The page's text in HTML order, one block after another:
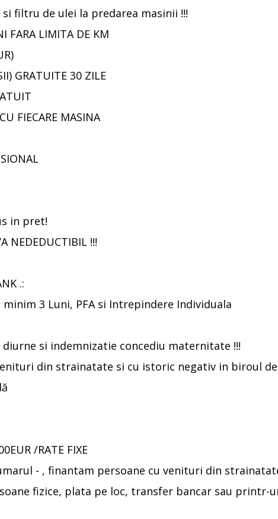
si filtru de ulei la predarea masinii !!!
FARA LIMITA DE KM
GRATUITE 30 ZILE
FIECARE MASINA
in pret!
NEDEDUCTIBIL !!!
.:
minim 3 Luni, PFA si Intrepindere Individuala
si indemnizatie concediu maternitate !!!
din strainatate si cu istoric negativ in biroul
/RATE FIXE
- , finantam persoane cu venituri din
fizice, plata pe loc, transfer bancar sau printr-